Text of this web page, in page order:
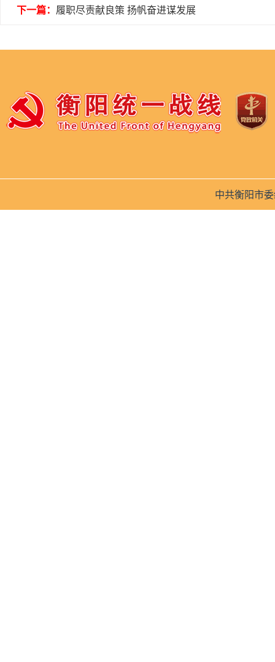
下一篇： 履职尽责献良策 扬帆奋进谋发展
中共衡阳市